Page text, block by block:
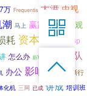
万 Frequentis 大港 中视
马上 赢家 英国
外观
耗 资本 Dh16 TB3p
怎么办 新军 军队
办公影响 组团 却渐行
化机 三网 已成 讲成 培训班
接点击

